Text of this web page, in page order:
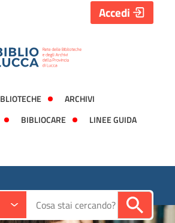
ARCHIVI
BIBLIOCARE
LINEE GUIDA
Accedi
Cerca su "Catalogo"